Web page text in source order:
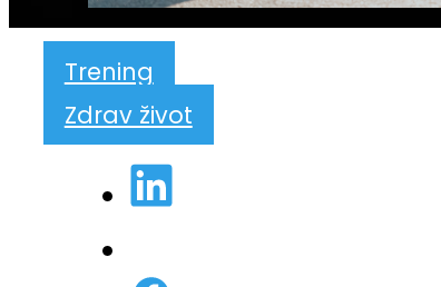
Trening
Zdrav život